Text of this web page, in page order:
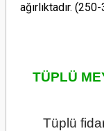
ağırlıktadır.
TÜPLÜ
Tüplü